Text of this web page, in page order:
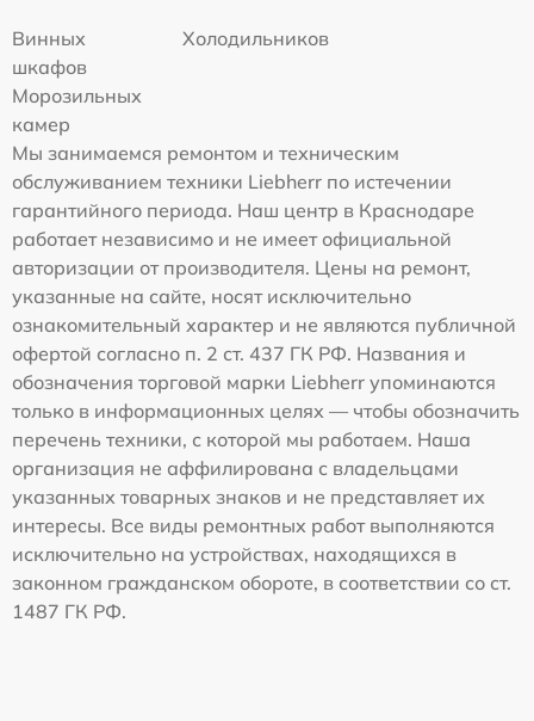
Винных
шкафов
Холодильников
Морозильных
камер
Мы занимаемся ремонтом и техническим
обслуживанием техники Liebherr по истечении
гарантийного периода. Наш центр в Краснодаре
работает независимо и не имеет официальной
авторизации от производителя. Цены на ремонт,
указанные на сайте, носят исключительно
ознакомительный характер и не являются публичной
офертой согласно п. 2 ст. 437 ГК РФ. Названия и
обозначения торговой марки Liebherr упоминаются
только в информационных целях — чтобы обозначить
перечень техники, с которой мы работаем. Наша
организация не аффилирована с владельцами
указанных товарных знаков и не представляет их
интересы. Все виды ремонтных работ выполняются
исключительно на устройствах, находящихся в
законном гражданском обороте, в соответствии со ст.
1487 ГК РФ.